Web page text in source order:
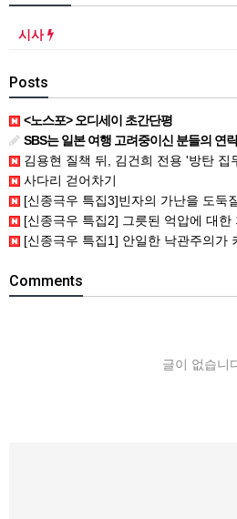
시사
Posts
<노스포> 오디세이 초간단평
SBS는 일본 여행 고려중이신 분들의 연
김용현 질책 뒤, 김건희 전용 '방탄 집
사다리 걷어차기
[신종극우 특집3]빈자의 가난을 도둑질하고 약
[신종극우 특집2] 그릇된 억압에 대한 저항
[신종극우 특집1] 안일한 낙관주의가
Comments
글이 없습니